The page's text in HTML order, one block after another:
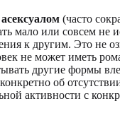
асексуалом (часто
мало или совсем не
к другим. Это не
не может иметь
другие формы
об
активности с